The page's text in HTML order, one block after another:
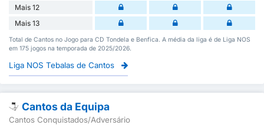
Mais 12
Mais 13
Total de Cantos no Jogo para CD Tondela e Benfica. A média da liga é de Liga NOS
em 175 jogos na temporada de 2025/2026.
Liga NOS Tebalas de Cantos
Cantos da Equipa
Cantos Conquistados/Adversário